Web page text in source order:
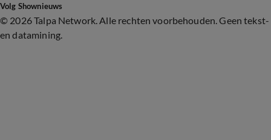
Volg Shownieuws
© 2026 Talpa Network. Alle rechten voorbehouden. Geen tekst-
en datamining.